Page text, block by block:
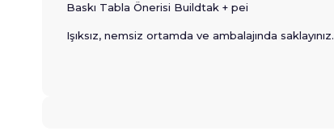
Baskı Tabla Önerisi Buildtak + pei
Işıksız, nemsiz ortamda ve ambalajında saklayınız.